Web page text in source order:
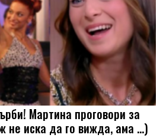
Мартина проговори за
не иска да го вижда, ама …)